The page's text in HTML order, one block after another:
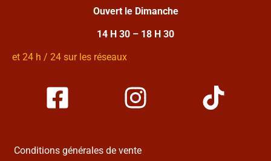
Ouvert le Dimanche
14 H 30 – 18 H 30
et 24 h / 24 sur les réseaux
Conditions générales de vente